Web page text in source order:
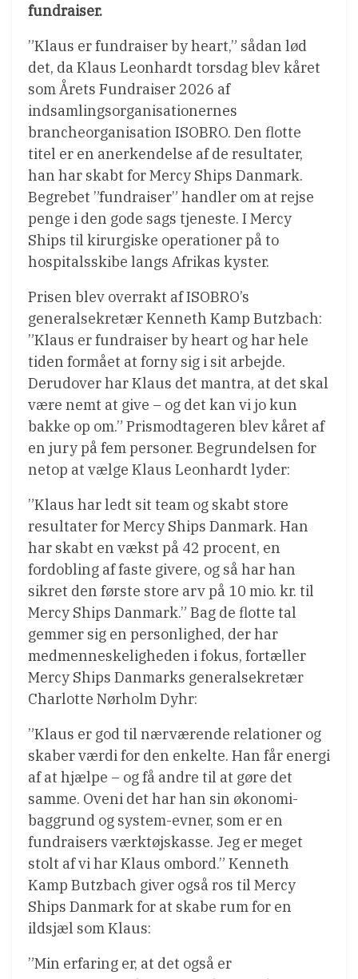
fundraiser.
”Klaus er fundraiser by heart,” sådan lød
det, da Klaus Leonhardt torsdag blev kåret
som Årets Fundraiser 2026 af
indsamlingsorganisationernes
brancheorganisation ISOBRO. Den flotte
titel er en anerkendelse af de resultater,
han har skabt for Mercy Ships Danmark.
Begrebet ”fundraiser” handler om at rejse
penge i den gode sags tjeneste. I Mercy
Ships til kirurgiske operationer på to
hospitalsskibe langs Afrikas kyster.
Prisen blev overrakt af ISOBRO’s
generalsekretær Kenneth Kamp Butzbach:
”Klaus er fundraiser by heart og har hele
tiden formået at forny sig i sit arbejde.
Derudover har Klaus det mantra, at det skal
være nemt at give – og det kan vi jo kun
bakke op om.” Prismodtageren blev kåret af
en jury på fem personer. Begrundelsen for
netop at vælge Klaus Leonhardt lyder:
”Klaus har ledt sit team og skabt store
resultater for Mercy Ships Danmark. Han
har skabt en vækst på 42 procent, en
fordobling af faste givere, og så har han
sikret den første store arv på 10 mio. kr. til
Mercy Ships Danmark.” Bag de flotte tal
gemmer sig en personlighed, der har
medmenneskeligheden i fokus, fortæller
Mercy Ships Danmarks generalsekretær
Charlotte Nørholm Dyhr:
”Klaus er god til nærværende relationer og
skaber værdi for den enkelte. Han får energi
af at hjælpe – og få andre til at gøre det
samme. Oveni det har han sin økonomi-
baggrund og system-evner, som er en
fundraisers værktøjskasse. Jeg er meget
stolt af vi har Klaus ombord.” Kenneth
Kamp Butzbach giver også ros til Mercy
Ships Danmark for at skabe rum for en
ildsjæl som Klaus:
”Min erfaring er, at det også er